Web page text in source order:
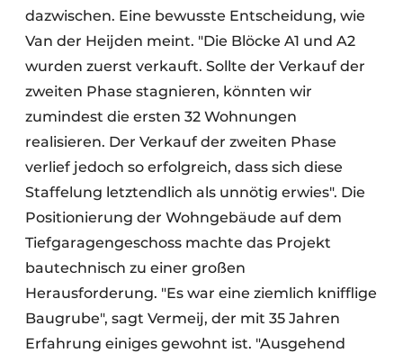
dazwischen. Eine bewusste Entscheidung, wie
Van der Heijden meint. "Die Blöcke A1 und A2
wurden zuerst verkauft. Sollte der Verkauf der
zweiten Phase stagnieren, könnten wir
zumindest die ersten 32 Wohnungen
realisieren. Der Verkauf der zweiten Phase
verlief jedoch so erfolgreich, dass sich diese
Staffelung letztendlich als unnötig erwies". Die
Positionierung der Wohngebäude auf dem
Tiefgaragengeschoss machte das Projekt
bautechnisch zu einer großen
Herausforderung. "Es war eine ziemlich knifflige
Baugrube", sagt Vermeij, der mit 35 Jahren
Erfahrung einiges gewohnt ist. "Ausgehend